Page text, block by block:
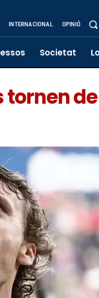
INTERNACIONAL OPINIÓ
Societat